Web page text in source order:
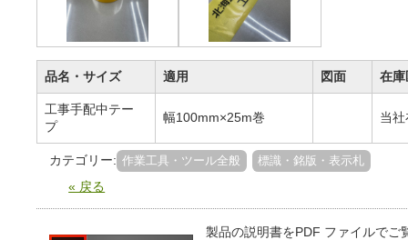
品名・サイズ 適用 図面 在庫
工事手配中テー
プ
幅100mm×25m巻 当
カテゴリー: 作業工具・ツール全般 標識・銘版・表示札
« 戻る
製品の説明書をPDF ファイルでご